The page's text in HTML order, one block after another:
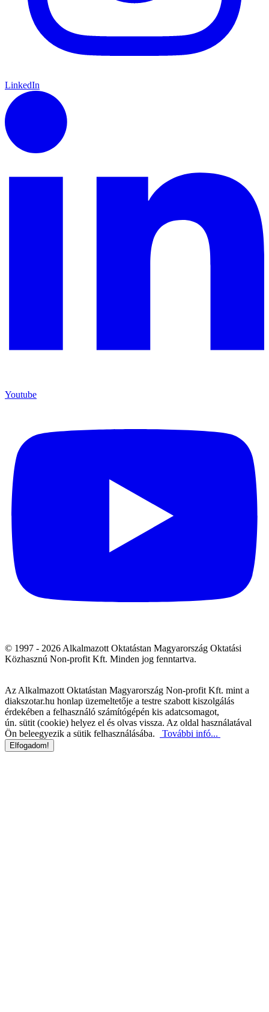
LinkedIn
Youtube
© 1997 - 2026 Alkalmazott Oktatástan Magyarország Oktatási
Közhasznú Non-profit Kft. Minden jog fenntartva.
Az Alkalmazott Oktatástan Magyarország Non-profit Kft. mint a
diakszotar.hu honlap üzemeltetője a testre szabott kiszolgálás
érdekében a felhasználó számítógépén kis adatcsomagot,
ún. sütit (cookie) helyez el és olvas vissza. Az oldal használatával
Ön beleegyezik a sütik felhasználásába.
További infó...
Elfogadom!